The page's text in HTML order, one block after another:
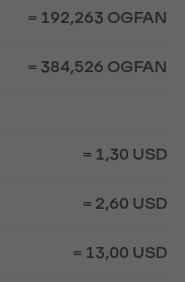
= 192,263 OGFAN
= 384,526 OGFAN
= 1,30 USD
= 2,60 USD
= 13,00 USD